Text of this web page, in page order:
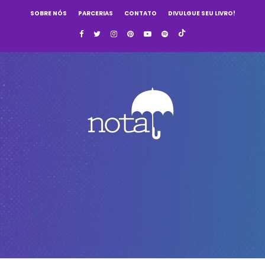
SOBRE NÓS PARCERIAS CONTATO DIVULGUE SEU LIVRO!